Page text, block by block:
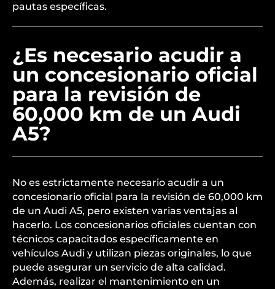
pautas específicas.
¿Es necesario acudir a
un concesionario oficial
para la revisión de
60,000 km de un Audi
A5?
No es estrictamente necesario acudir a un
concesionario oficial para la revisión de 60,000 km
de un Audi A5, pero existen varias ventajas al
hacerlo. Los concesionarios oficiales cuentan con
técnicos capacitados específicamente en
vehículos Audi y utilizan piezas originales, lo que
puede asegurar un servicio de alta calidad.
Además, realizar el mantenimiento en un